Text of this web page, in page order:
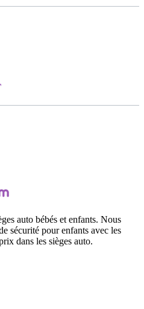
auto bébés et enfants. Nous
sécurité pour enfants avec les
dans les sièges auto.